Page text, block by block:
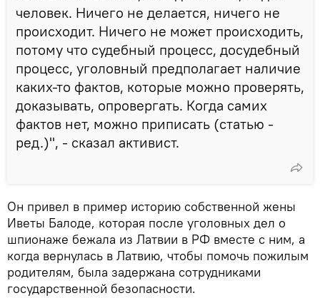
человек. Ничего не делается, ничего не
происходит. Ничего не может происходить,
потому что судебный процесс, досудебный
процесс, уголовный предполагает наличие
каких-то фактов, которые можно проверять,
доказывать, опровергать. Когда самих
фактов нет, можно приписать (статью -
ред.)", - сказал активист.
Он привел в пример историю собственной жены
Иветы Балоде, которая после уголовных дел о
шпионаже бежала из Латвии в РФ вместе с ним, а
когда вернулась в Латвию, чтобы помочь пожилым
родителям, была задержана сотрудниками
государственной безопасности.